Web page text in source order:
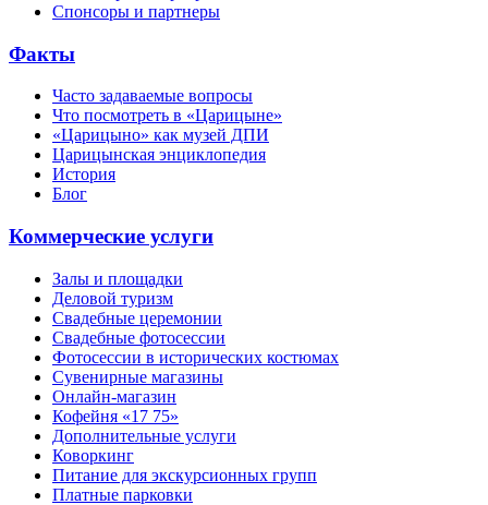
Спонсоры и партнеры
Факты
Часто задаваемые вопросы
Что посмотреть в «Царицыне»
«Царицыно» как музей ДПИ
Царицынская энциклопедия
История
Блог
Коммерческие услуги
Залы и площадки
Деловой туризм
Свадебные церемонии
Свадебные фотосессии
Фотосессии в исторических костюмах
Сувенирные магазины
Онлайн-магазин
Кофейня «17 75»
Дополнительные услуги
Коворкинг
Питание для экскурсионных групп
Платные парковки